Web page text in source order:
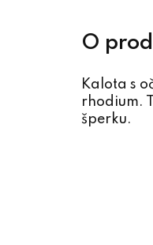
Kalota s
rhodium.
šperku.